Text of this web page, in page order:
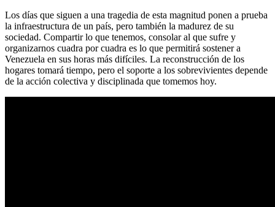
Los días que siguen a una tragedia de esta magnitud ponen a prueba
la infraestructura de un país, pero también la madurez de su
sociedad. Compartir lo que tenemos, consolar al que sufre y
organizarnos cuadra por cuadra es lo que permitirá sostener a
Venezuela en sus horas más difíciles. La reconstrucción de los
hogares tomará tiempo, pero el soporte a los sobrevivientes depende
de la acción colectiva y disciplinada que tomemos hoy.